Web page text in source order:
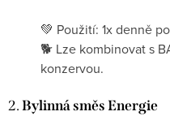
💚 Použití: 1x denně
🐕 Lze kombinovat s
konzervou.
2.Bylinná směs Energie